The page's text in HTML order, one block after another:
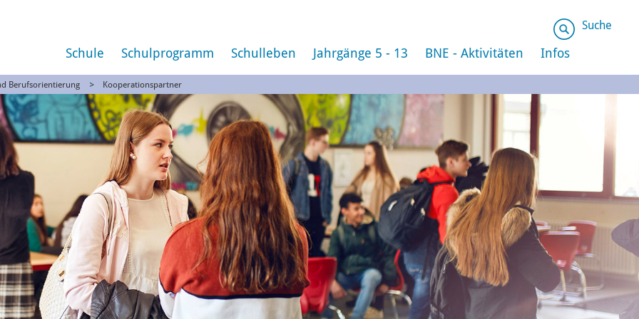
Schule Schulprogramm Schulleben Jahrgänge 5 - 13 BNE - Aktivitäten Infos
Suche
Berufsorientierung Kooperationspartner